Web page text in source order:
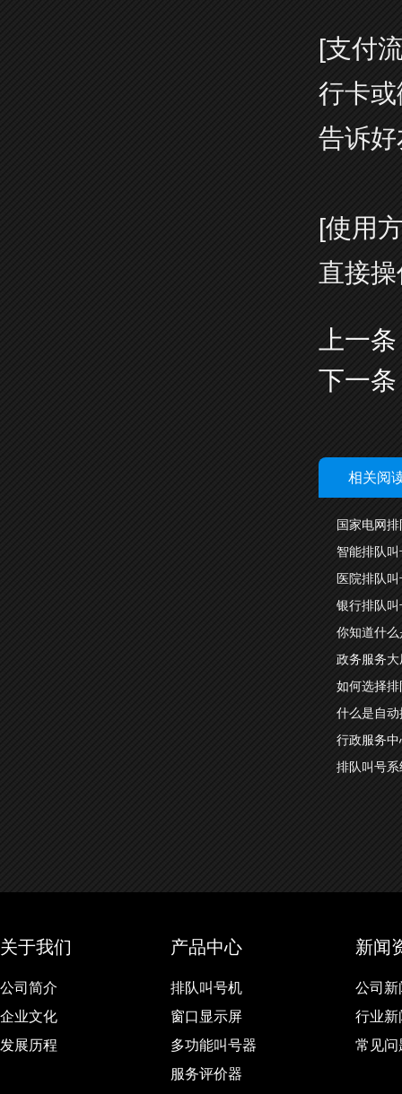
[支付
行卡
告诉
[使用
直接
上一
下一
相关阅
国家电网
智能排队
医院排队
银行排队
你知道什
政务服务
如何选择
什么是自
行政服务
排队叫号
关于我们
公司简介
企业文化
发展历程
产品中心
排队叫号机
窗口显示屏
多功能叫号器
服务评价器
新闻
公司新
行业新
常见问